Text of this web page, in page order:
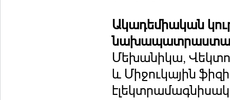
Ակադեմիական
Մեխանիկա,
և Միջուկային